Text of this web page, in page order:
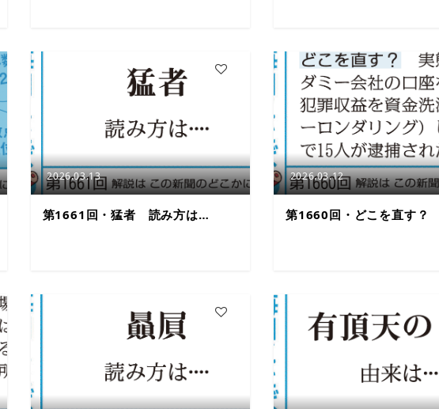
2026.03.13
第1661回・猛者 読み方は…
2026.03.12
第1660回・どこを直す？